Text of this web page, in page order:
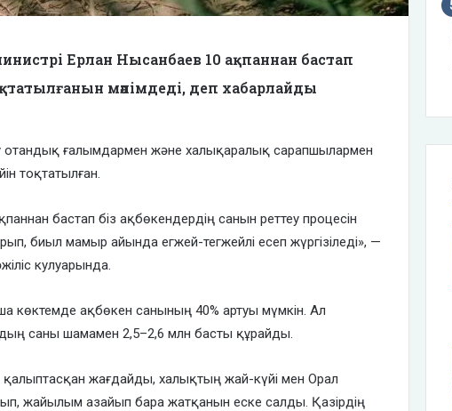
Ерлан Нысанбаев 10 ақпаннан бастап
мәлімдеді, деп хабарлайды
отандық ғалымдармен және халықаралық сарапшылармен
тоқтатылған.
бастап біз ақбөкендердің санын реттеу процесін
биыл мамыр айында егжей-тегжейлі есеп жүргізіледі», —
кулуарында.
көктемде ақбөкен санының 40% артуы мүмкін. Ал
саны шамамен 2,5–2,6 млн басты құрайды.
қалыптасқан жағдайды, халықтың жай-күйі мен Орал
жайылым азайып бара жатқанын еске салды. Қазірдің